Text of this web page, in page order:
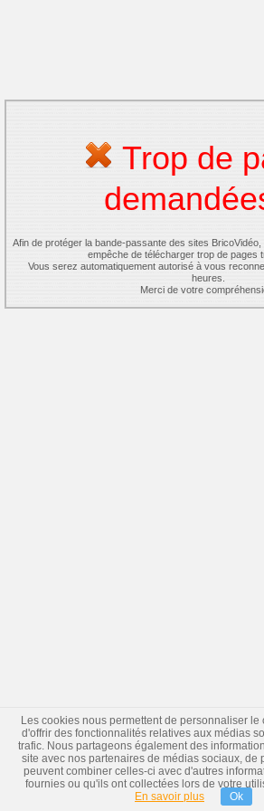
Trop de
Afin de protéger la bande-passante des sites
empêche de télécharger trop de pages
Vous serez automatiquement autorisé à vous
heures.
Merci de votre
Les cookies nous permettent de personnaliser le
d'offrir des fonctionnalités relatives aux médias
trafic. Nous partageons également des
site avec nos partenaires de médias sociaux, de
peuvent combiner celles-ci avec d'autres
fournies ou qu'ils ont collectées lors de votre
En savoir plus
Ok